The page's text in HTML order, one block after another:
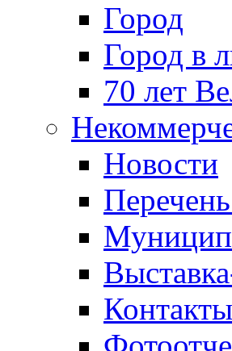
Город
Город в
70 лет
Новости
Контакты